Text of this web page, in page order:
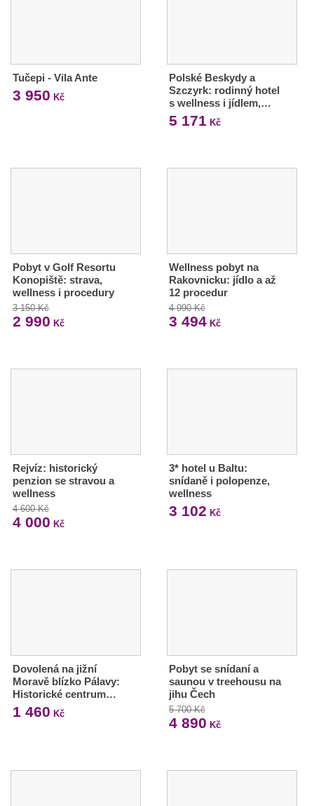
Tučepi - Vila Ante
3 950 Kč
Polské Beskydy a
Szczyrk: rodinný hotel
s wellness i jídlem,…
5 171 Kč
Pobyt v Golf Resortu
Konopiště: strava,
wellness i procedury
3 150 Kč
2 990 Kč
Wellness pobyt na
Rakovnicku: jídlo a až
12 procedur
4 990 Kč
3 494Kč
Rejvíz: historický
penzion se stravou a
wellness
4 600 Kč
4 000 Kč
3* hotel u Baltu:
snídaně i polopenze,
wellness
3 102 Kč
Dovolená na jižní
Moravě blízko Pálavy:
Historické centrum…
1 460 Kč
Pobyt se snídaní a
saunou v treehousu na
jihu Čech
5 700 Kč
4 890 Kč